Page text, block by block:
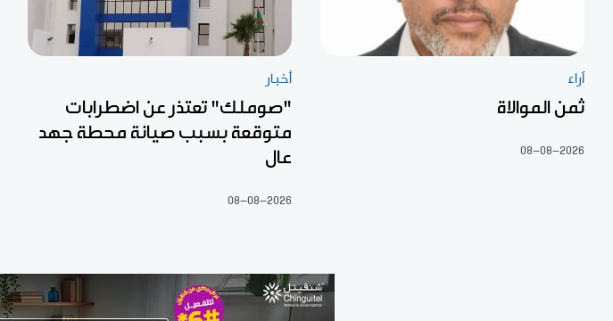
آراء
ثمن الموالاة
08-08-2026
أخبار
"صوملك" تعتذر عن اضطرابات
متوقعة بسبب صيانة محطة جهد
عال
08-08-2026